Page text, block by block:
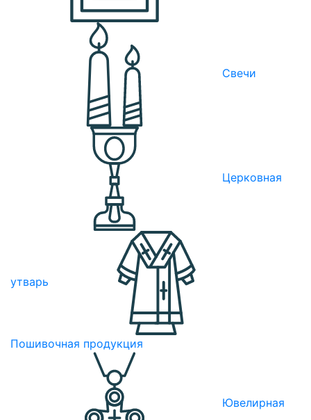
Свечи
Церковная
утварь
Пошивочная продукция
Ювелирная